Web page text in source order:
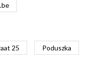
25 Poduszka